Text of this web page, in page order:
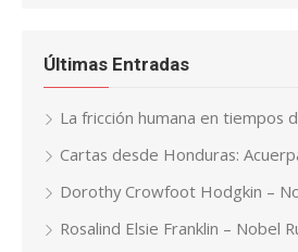
Últimas Entradas
La fricción humana en tiempos
Cartas desde Honduras:
Dorothy Crowfoot Hodgkin –
Rosalind Elsie Franklin – Nobel